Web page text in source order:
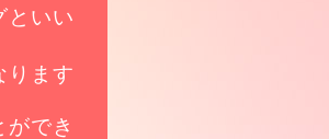
といい
ります
でき